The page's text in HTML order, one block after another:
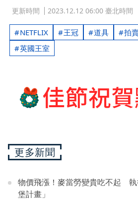
更新時間 2023.12.12 06:00 臺北時間
NETFLIX 王冠 道具 拍
英國王室
更多新聞
物價飛漲！麥當勞變貴吃不起
堡計畫」